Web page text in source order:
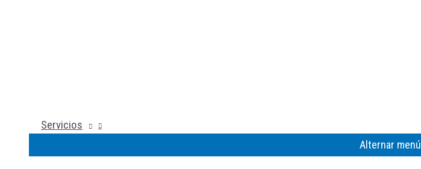
Servicios
Alternar menú